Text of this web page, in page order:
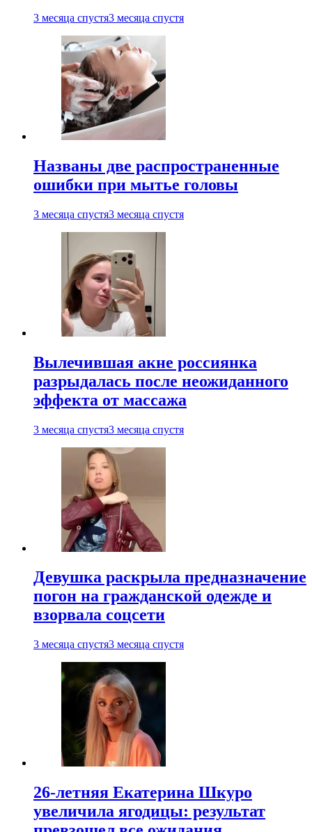
3 месяца спустя3 месяца спустя
Названы две распространенные
ошибки при мытье головы
3 месяца спустя3 месяца спустя
Вылечившая акне россиянка
разрыдалась после неожиданного
эффекта от массажа
3 месяца спустя3 месяца спустя
Девушка раскрыла предназначение
погон на гражданской одежде и
взорвала соцсети
3 месяца спустя3 месяца спустя
26-летняя Екатерина Шкуро
увеличила ягодицы: результат